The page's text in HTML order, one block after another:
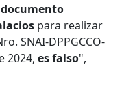
para realizar
SNAI-DPPGCCO-
2024,es falso",